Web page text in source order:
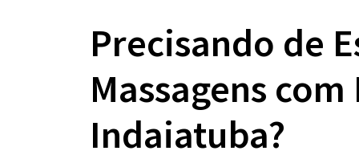
Precisando de
Massagens
Indaiatuba?